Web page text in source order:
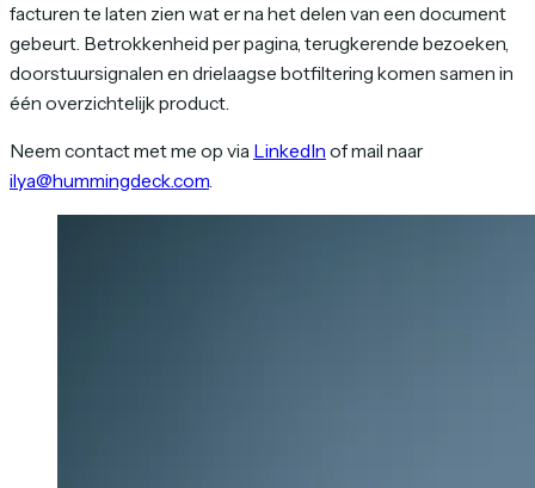
facturen te laten zien wat er na het delen van een document
gebeurt. Betrokkenheid per pagina, terugkerende bezoeken,
doorstuursignalen en drielaagse botfiltering komen samen in
één overzichtelijk product.
Neem contact met me op via LinkedIn of mail naar
ilya@hummingdeck.com.